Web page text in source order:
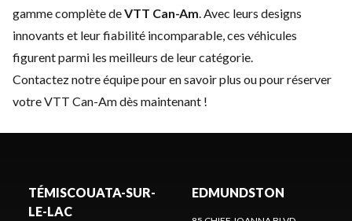
gamme complète deVTT Can-Am . Avec leurs designs
innovants et leur fiabilité incomparable, ces véhicules
figurent parmi les meilleurs de leur catégorie.
Contactez notre équipepour en savoir plus ou pour réserver
votre VTT Can-Am dès maintenant !
TÉMISCOUATA-SUR-
LE-LAC
EDMUNDSTON